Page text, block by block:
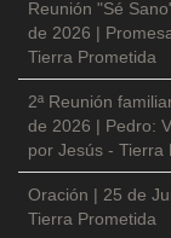
Reunión "Sé
de 2026 |
Tierra Prometida
2ª Reunión
de 2026 | Pedro:
por Jesús - Tierra
Oración | 25 de
Tierra Prometida